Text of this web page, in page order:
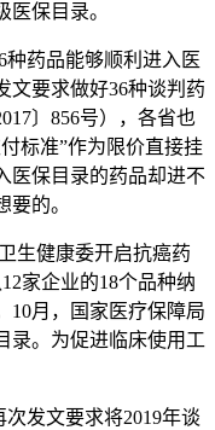
保目录。
药品能够顺利进入医
文要求做好36种谈判药
〕856号），各省也
标准”作为限价直接挂
医保目录的药品却进不
的。
生健康委开启抗癌药
家企业的18个品种纳
10月，国家医疗保障局
录。为促进临床使用工
发文要求将2019年谈